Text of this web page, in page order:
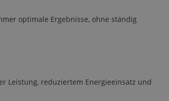
optimale Ergebnisse, ohne ständig
Leistung, reduziertem Energieeinsatz und